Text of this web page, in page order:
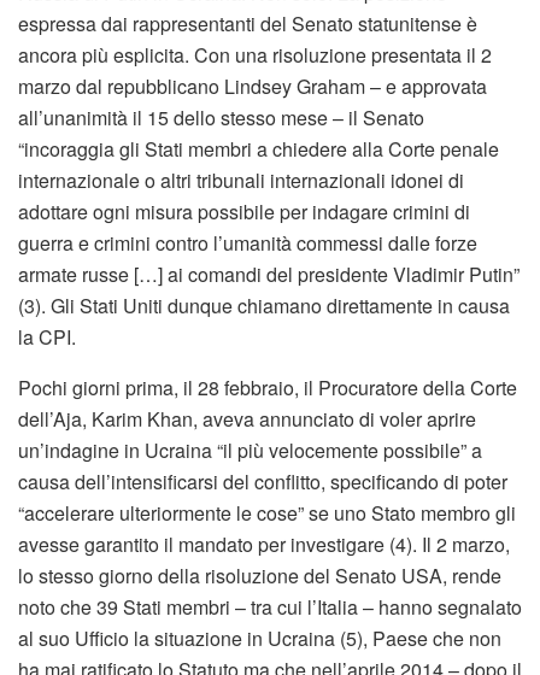
espressa dai rappresentanti del Senato statunitense è
ancora più esplicita. Con una risoluzione presentata il 2
marzo dal repubblicano Lindsey Graham – e approvata
all’unanimità il 15 dello stesso mese – il Senato
“incoraggia gli Stati membri a chiedere alla Corte penale
internazionale o altri tribunali internazionali idonei di
adottare ogni misura possibile per indagare crimini di
guerra e crimini contro l’umanità commessi dalle forze
armate russe […] ai comandi del presidente Vladimir Putin”
(3). Gli Stati Uniti dunque chiamano direttamente in causa
la CPI.
Pochi giorni prima, il 28 febbraio, il Procuratore della Corte
dell’Aja, Karim Khan, aveva annunciato di voler aprire
un’indagine in Ucraina “il più velocemente possibile” a
causa dell’intensificarsi del conflitto, specificando di poter
“accelerare ulteriormente le cose” se uno Stato membro gli
avesse garantito il mandato per investigare (4). Il 2 marzo,
lo stesso giorno della risoluzione del Senato USA, rende
noto che 39 Stati membri – tra cui l’Italia – hanno segnalato
al suo Ufficio la situazione in Ucraina (5), Paese che non